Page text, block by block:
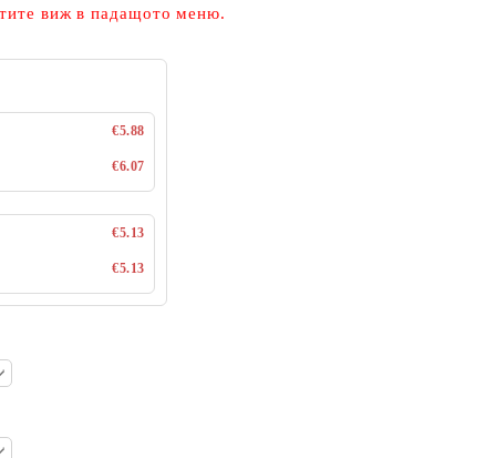
виж в падащото меню.
€5.88
€6.07
€5.13
€5.13